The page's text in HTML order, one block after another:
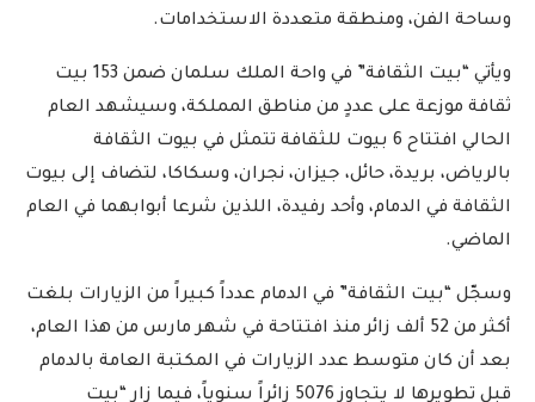
وساحة الفن، ومنطقة متعددة الاستخدامات.
ويأتي “بيت الثقافة” في واحة الملك سلمان ضمن 153 بيت
ثقافة موزعة على عددٍ من مناطق المملكة، وسيشهد العام
الحالي افتتاح 6 بيوت للثقافة تتمثل في بيوت الثقافة
بالرياض، بريدة، حائل، جيزان، نجران، وسكاكا، لتضاف إلى بيوت
الثقافة في الدمام، وأحد رفيدة، اللذين شرعا أبوابهما في العام
الماضي.
وسجّل “بيت الثقافة” في الدمام عدداً كبيراً من الزيارات بلغت
أكثر من 52 ألف زائر منذ افتتاحة في شهر مارس من هذا العام،
بعد أن كان متوسط عدد الزيارات في المكتبة العامة بالدمام
قبل تطويرها لا يتجاوز 5076 زائراً سنوياً، فيما زار “بيت